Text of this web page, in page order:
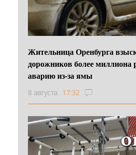
Жительница Оренбурга
дорожников более миллиона
аварию из-за ямы
8 августа 17:32